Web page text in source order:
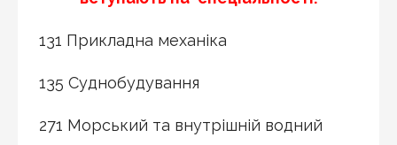
131 Прикладна механіка
135 Суднобудування
271 Морський та внутрішній водний